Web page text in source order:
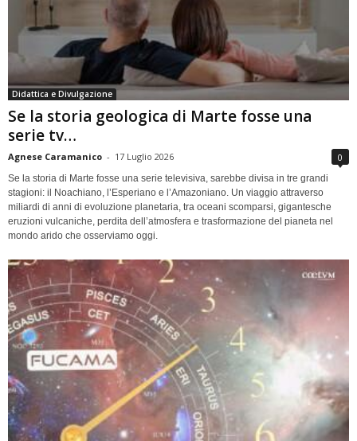
Didattica e Divulgazione
Se la storia geologica di Marte fosse una
serie tv…
Agnese Caramanico - 17 Luglio 2026 0
Se la storia di Marte fosse una serie televisiva, sarebbe divisa in tre grandi
stagioni: il Noachiano, l’Esperiano e l’Amazoniano. Un viaggio attraverso
miliardi di anni di evoluzione planetaria, tra oceani scomparsi, gigantesche
eruzioni vulcaniche, perdita dell’atmosfera e trasformazione del pianeta nel
mondo arido che osserviamo oggi.